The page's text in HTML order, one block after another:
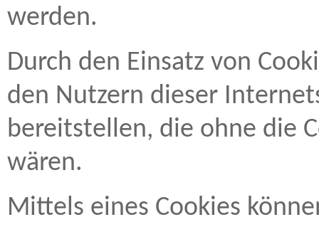
werden.
Durch den Einsatz von
den Nutzern dieser
bereitstellen, die ohne die
wären.
Mittels eines Cookies